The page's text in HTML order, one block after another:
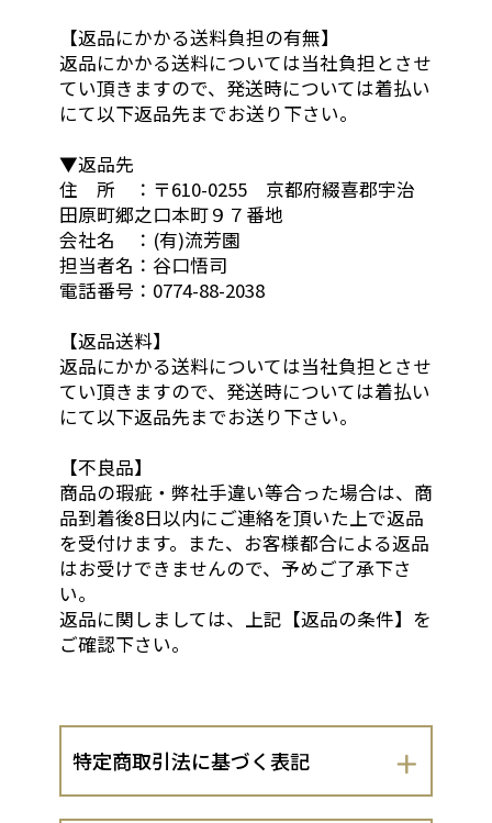
【返品にかかる送料負担の有無】
返品にかかる送料については当社負担とさせ
てい頂きますので、発送時については着払い
にて以下返品先までお送り下さい。
▼返品先
住 所 ：〒610-0255 京都府綴喜郡宇治
田原町郷之口本町９７番地
会社名 ：(有)流芳園
担当者名：谷口悟司
電話番号：0774-88-2038
【返品送料】
返品にかかる送料については当社負担とさせ
てい頂きますので、発送時については着払い
にて以下返品先までお送り下さい。
【不良品】
商品の瑕疵・弊社手違い等合った場合は、商
品到着後8日以内にご連絡を頂いた上で返品
を受付けます。また、お客様都合による返品
はお受けできませんので、予めご了承下さ
い。
返品に関しましては、上記【返品の条件】を
ご確認下さい。
特定商取引法に基づく表記